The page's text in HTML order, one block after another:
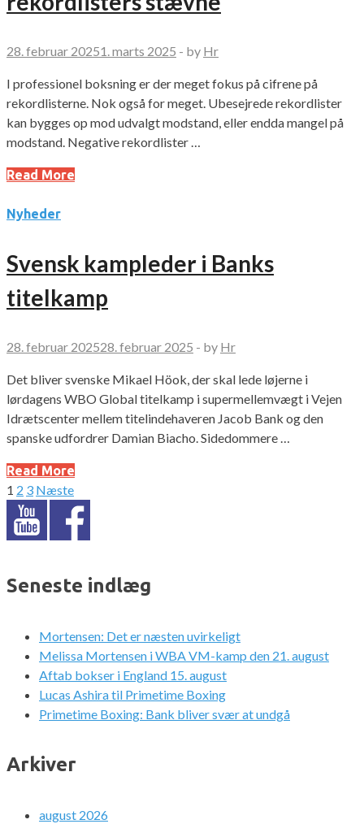
28. februar 20251. marts 2025 - by Hr
I professionel boksning er der meget fokus på cifrene på
rekordlisterne. Nok også for meget. Ubesejrede rekordlister
kan bygges op mod udvalgt modstand, eller endda mangel på
modstand. Negative rekordlister …
Read More
Nyheder
Svensk kampleder i Banks
titelkamp
28. februar 202528. februar 2025 - by Hr
Det bliver svenske Mikael Höok, der skal lede løjerne i
lørdagens WBO Global titelkamp i supermellemvægt i Vejen
Idrætscenter mellem titelindehaveren Jacob Bank og den
spanske udfordrer Damian Biacho. Sidedommere …
Read More
Indlægsinddeling
1 2 3 Næste
Seneste indlæg
Mortensen: Det er næsten uvirkeligt
Melissa Mortensen i WBA VM-kamp den 21. august
Aftab bokser i England 15. august
Lucas Ashira til Primetime Boxing
Primetime Boxing: Bank bliver svær at undgå
Arkiver
august 2026